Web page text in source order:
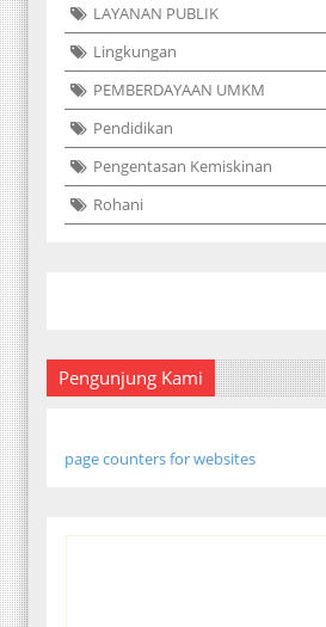
LAYANAN PUBLIK
Lingkungan
PEMBERDAYAAN UMKM
Pendidikan
Pengentasan Kemiskinan
Rohani
Pengunjung Kami
page counters for websites